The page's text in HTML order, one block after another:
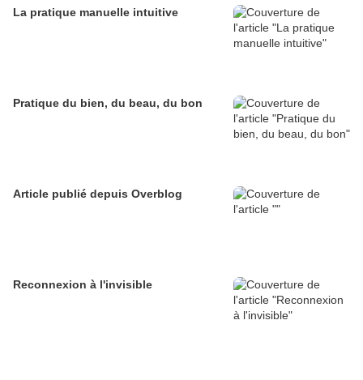
La pratique manuelle intuitive
Pratique du bien, du beau, du bon
Article publié depuis Overblog
Reconnexion à l'invisible